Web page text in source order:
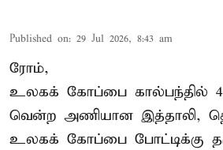
Published on: 29 Jul 2026, 8:43 am
ரோம்,
உலகக் கோப்பை கால்பந்தில்
வென்ற அணியான இத்தாலி,
உலகக் கோப்பை போட்டிக்கு